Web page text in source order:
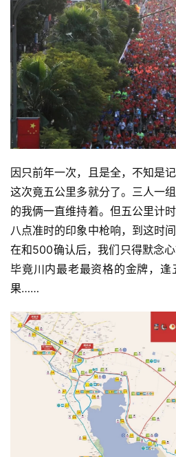
因只前年一次，且是全，不知是
这次竟五公里多就分了。三人一
的我俩一直维持着。但五公里计
八点准时的印象中枪响，到这时
在和500确认后，我们只得默念
毕竟川内最老最资格的金牌，
果……